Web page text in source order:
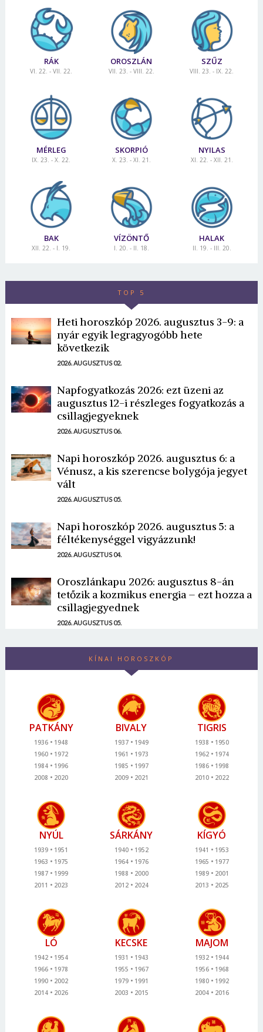
RÁK
VI. 22. - VII. 22.
OROSZLÁN
VII. 23. - VIII. 22.
SZŰZ
VIII. 23. - IX. 22.
MÉRLEG
IX. 23. - X. 22.
SKORPIÓ
X. 23. - XI. 21.
NYILAS
XI. 22. - XII. 21.
BAK
XII. 22. - I. 19.
VÍZÖNTŐ
I. 20. - II. 18.
HALAK
II. 19. - III. 20.
TOP 5
Heti horoszkóp 2026. augusztus 3-9: a
nyár egyik legragyogóbb hete
következik
2026. AUGUSZTUS 02.
Napfogyatkozás 2026: ezt üzeni az
augusztus 12-i részleges fogyatkozás a
csillagjegyeknek
2026. AUGUSZTUS 06.
Napi horoszkóp 2026. augusztus 6: a
Vénusz, a kis szerencse bolygója jegyet
vált
2026. AUGUSZTUS 05.
Napi horoszkóp 2026. augusztus 5: a
féltékenységgel vigyázzunk!
2026. AUGUSZTUS 04.
Oroszlánkapu 2026: augusztus 8-án
tetőzik a kozmikus energia – ezt hozza a
csillagjegyednek
2026. AUGUSZTUS 05.
KÍNAI HOROSZKÓP
PATKÁNY
1936
1948
1960
1972
1984
1996
2008
2020
BIVALY
1937
1949
1961
1973
1985
1997
2009
2021
TIGRIS
1938
1950
1962
1974
1986
1998
2010
2022
NYÚL
1939
1951
1963
1975
1987
1999
2011
2023
SÁRKÁNY
1940
1952
1964
1976
1988
2000
2012
2024
KÍGYÓ
1941
1953
1965
1977
1989
2001
2013
2025
LÓ
1942
1954
1966
1978
1990
2002
2014
2026
KECSKE
1931
1943
1955
1967
1979
1991
2003
2015
MAJOM
1932
1944
1956
1968
1980
1992
2004
2016